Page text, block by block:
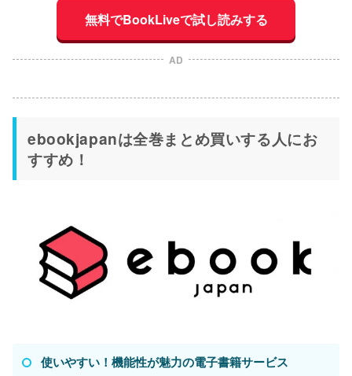
無料でBookLiveで試し読みする
AD
ebookjapanは全巻まとめ買いする人にお
すすめ！
使いやすい！機能性が魅力の電子書籍サービス